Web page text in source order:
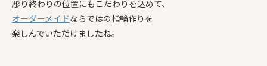
彫り終わりの位置にもこだわりを込めて、
オーダーメイドならではの指輪作りを
楽しんでいただけましたね。